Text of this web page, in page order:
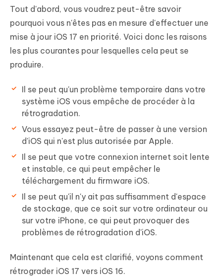
Tout d'abord, vous voudrez peut-être savoir
pourquoi vous n'êtes pas en mesure d'effectuer une
mise à jour iOS 17 en priorité. Voici donc les raisons
les plus courantes pour lesquelles cela peut se
produire.
Il se peut qu'un problème temporaire dans votre
système iOS vous empêche de procéder à la
rétrogradation.
Vous essayez peut-être de passer à une version
d'iOS qui n'est plus autorisée par Apple.
Il se peut que votre connexion internet soit lente
et instable, ce qui peut empêcher le
téléchargement du firmware iOS.
Il se peut qu'il n'y ait pas suffisamment d'espace
de stockage, que ce soit sur votre ordinateur ou
sur votre iPhone, ce qui peut provoquer des
problèmes de rétrogradation d'iOS.
Maintenant que cela est clarifié, voyons comment
rétrograder iOS 17 vers iOS 16.